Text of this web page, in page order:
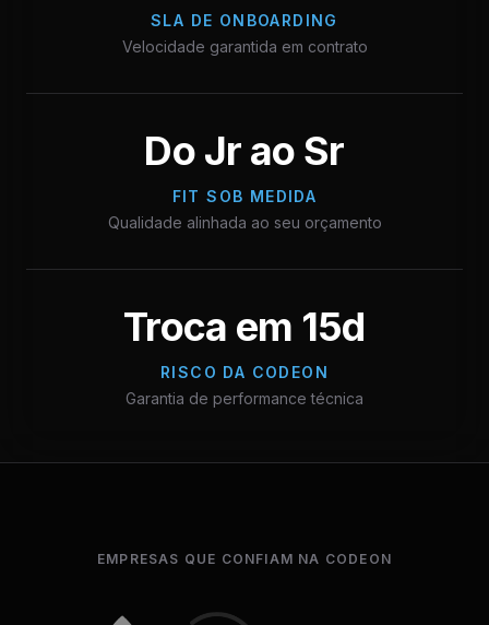
SLA DE ONBOARDING
Velocidade garantida em contrato
Do Jr ao Sr
FIT SOB MEDIDA
Qualidade alinhada ao seu orçamento
Troca em 15d
RISCO DA CODEON
Garantia de performance técnica
EMPRESAS QUE CONFIAM NA CODEON